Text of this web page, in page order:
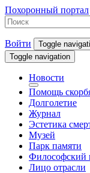
Похоронный портал
Войти
Toggle
Toggle navigation
Новости
Помощь
Долголетие
Журнал
Эстетика
Музей
Парк памяти
Философский
Лицо отрасли